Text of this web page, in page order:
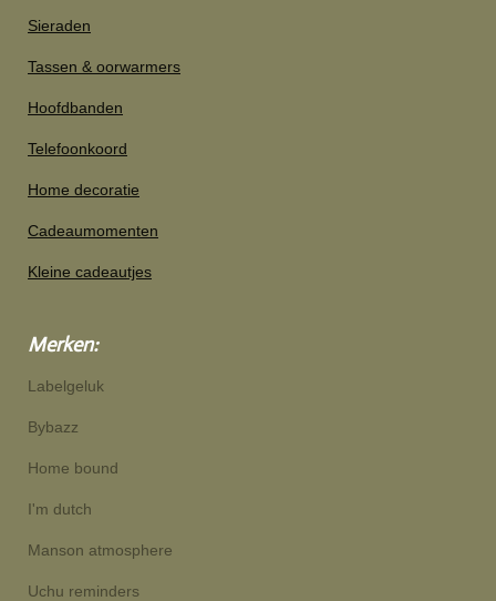
Sieraden
Tassen & oorwarmers
Hoofdbanden
Telefoonkoord
Home decoratie
Cadeaumomenten
Kleine cadeautjes
Merken:
Labelgeluk
Bybazz
Home bound
I'm dutch
Manson atmosphere
Uchu reminders